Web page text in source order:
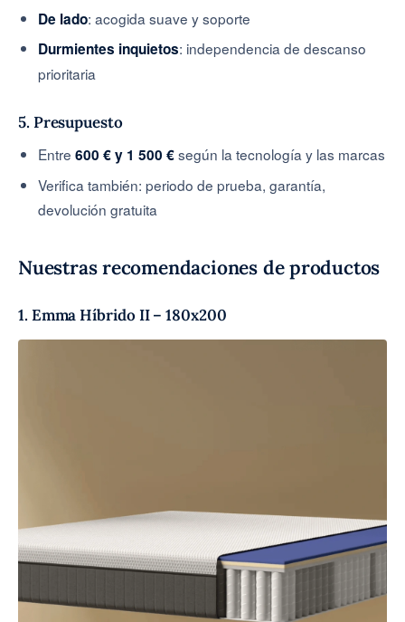
De lado: acogida suave y soporte
Durmientes inquietos: independencia de descanso
prioritaria
5. Presupuesto
Entre600 € y 1 500 €según la tecnología y las marcas
Verifica también: periodo de prueba, garantía,
devolución gratuita
Nuestras recomendaciones de productos
1. Emma Híbrido II – 180x200